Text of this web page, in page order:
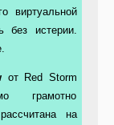
виртуальной
без истерии.
от Red Storm
грамотно
на